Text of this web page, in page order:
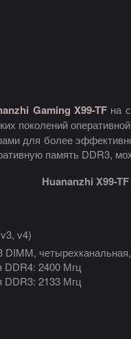
Gaming X99-TFна
поколений
для более
память DDR3,
Huananzhi X99-TF
v4)
DDR4: 2400 Мгц
DDR3: 2133 Мгц